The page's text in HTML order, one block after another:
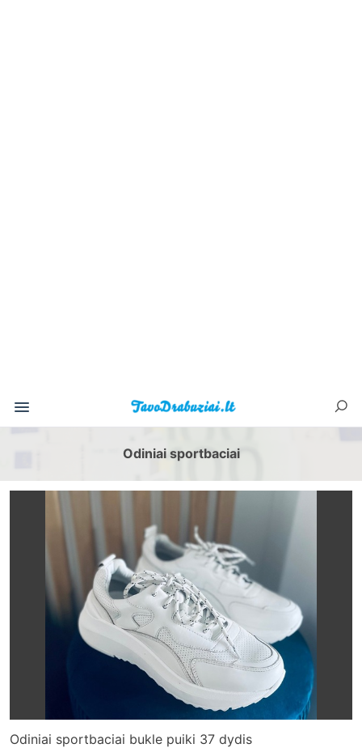
Odiniai sportbaciai
Odiniai sportbaciai bukle puiki 37 dydis